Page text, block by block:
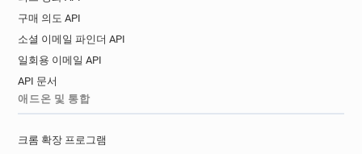
구매 의도 API
소셜 이메일 파인더 API
일회용 이메일 API
API 문서
애드온 및 통합
크롬 확장 프로그램